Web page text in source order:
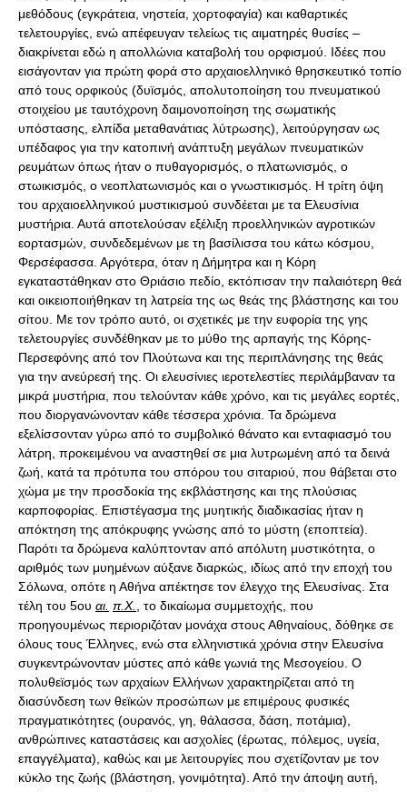
μεθόδους (εγκράτεια, νηστεία, χορτοφαγία) και καθαρτικές
τελετουργίες, ενώ απέφευγαν τελείως τις αιματηρές θυσίες –
διακρίνεται εδώ η απολλώνια καταβολή του ορφισμού. Ιδέες που
εισάγονταν για πρώτη φορά στο αρχαιοελληνικό θρησκευτικό τοπίο
από τους ορφικούς (δυϊσμός, απολυτοποίηση του πνευματικού
στοιχείου με ταυτόχρονη δαιμονοποίηση της σωματικής
υπόστασης, ελπίδα μεταθανάτιας λύτρωσης), λειτούργησαν ως
υπέδαφος για την κατοπινή ανάπτυξη μεγάλων πνευματικών
ρευμάτων όπως ήταν ο πυθαγορισμός, ο πλατωνισμός, ο
στωικισμός, ο νεοπλατωνισμός και ο γνωστικισμός. Η τρίτη όψη
του αρχαιοελληνικού μυστικισμού συνδέεται με τα Ελευσίνια
μυστήρια. Αυτά αποτελούσαν εξέλιξη προελληνικών αγροτικών
εορτασμών, συνδεδεμένων με τη βασίλισσα του κάτω κόσμου,
Φερσέφασσα. Αργότερα, όταν η Δήμητρα και η Κόρη
εγκαταστάθηκαν στο Θριάσιο πεδίο, εκτόπισαν την παλαιότερη θεά
και οικειοποιήθηκαν τη λατρεία της ως θεάς της βλάστησης και του
σίτου. Με τον τρόπο αυτό, οι σχετικές με την ευφορία της γης
τελετουργίες συνδέθηκαν με το μύθο της αρπαγής της Κόρης-
Περσεφόνης από τον Πλούτωνα και της περιπλάνησης της θεάς
για την ανεύρεσή της. Οι ελευσίνιες ιεροτελεστίες περιλάμβαναν τα
μικρά μυστήρια, που τελούνταν κάθε χρόνο, και τις μεγάλες εορτές,
που διοργανώνονταν κάθε τέσσερα χρόνια. Τα δρώμενα
εξελίσσονταν γύρω από το συμβολικό θάνατο και ενταφιασμό του
λάτρη, προκειμένου να αναστηθεί σε μια λυτρωμένη από τα δεινά
ζωή, κατά τα πρότυπα του σπόρου του σιταριού, που θάβεται στο
χώμα με την προσδοκία της εκβλάστησης και της πλούσιας
καρποφορίας. Επιστέγασμα της μυητικής διαδικασίας ήταν η
απόκτηση της απόκρυφης γνώσης από το μύστη (εποπτεία).
Παρότι τα δρώμενα καλύπτονταν από απόλυτη μυστικότητα, ο
αριθμός των μυημένων αύξανε διαρκώς, ιδίως από την εποχή του
Σόλωνα, οπότε η Αθήνα απέκτησε τον έλεγχο της Ελευσίνας. Στα
τέλη του 5ου αι. π.Χ.
, το δικαίωμα συμμετοχής, που
προηγουμένως περιοριζόταν μονάχα στους Αθηναίους, δόθηκε σε
όλους τους Έλληνες, ενώ στα ελληνιστικά χρόνια στην Ελευσίνα
συγκεντρώνονταν μύστες από κάθε γωνιά της Μεσογείου. Ο
πολυθεϊσμός των αρχαίων Ελλήνων χαρακτηρίζεται από τη
διασύνδεση των θεϊκών προσώπων με επιμέρους φυσικές
πραγματικότητες (ουρανός, γη, θάλασσα, δάση, ποτάμια),
ανθρώπινες καταστάσεις και ασχολίες (έρωτας, πόλεμος, υγεία,
επαγγέλματα), καθώς και με λειτουργίες που σχετίζονταν με τον
κύκλο της ζωής (βλάστηση, γονιμότητα). Από την άποψη αυτή,